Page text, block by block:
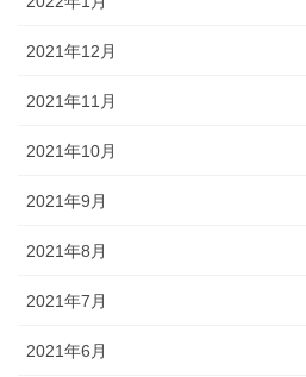
2021年12月
2021年11月
2021年10月
2021年9月
2021年8月
2021年7月
2021年6月